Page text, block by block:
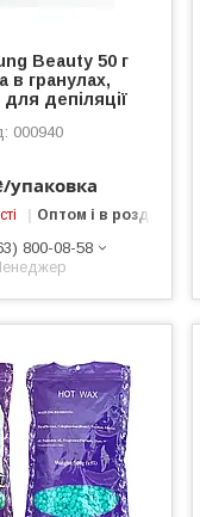
Beauty 50 г
в гранулах,
для депіляції
000940
упаковка
Оптом і в роздріб
800-08-58